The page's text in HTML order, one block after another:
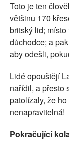
Toto je ten
většinu 170
britský lid;
důchodce; a
aby odešli,
Lidé opouštějí
nařídil, a přesto
patolízaly, že
nenapravitelná!
Pokračující